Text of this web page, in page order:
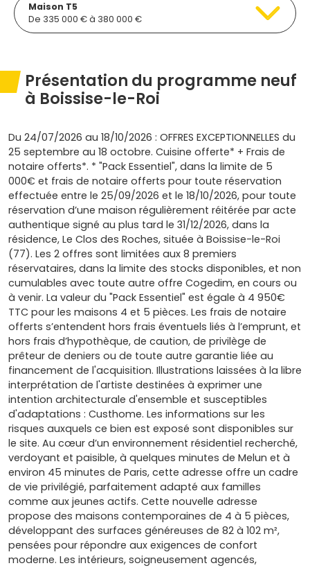
Maison T5
De 335 000 € à 380 000 €
Présentation du programme neuf
à Boissise-le-Roi
Du 24/07/2026 au 18/10/2026 : OFFRES EXCEPTIONNELLES du
25 septembre au 18 octobre. Cuisine offerte* + Frais de
notaire offerts*. * "Pack Essentiel", dans la limite de 5
000€ et frais de notaire offerts pour toute réservation
effectuée entre le 25/09/2026 et le 18/10/2026, pour toute
réservation d’une maison régulièrement réitérée par acte
authentique signé au plus tard le 31/12/2026, dans la
résidence, Le Clos des Roches, située à Boissise-le-Roi
(77). Les 2 offres sont limitées aux 8 premiers
réservataires, dans la limite des stocks disponibles, et non
cumulables avec toute autre offre Cogedim, en cours ou
à venir. La valeur du "Pack Essentiel" est égale à 4 950€
TTC pour les maisons 4 et 5 pièces. Les frais de notaire
offerts s’entendent hors frais éventuels liés à l’emprunt, et
hors frais d’hypothèque, de caution, de privilège de
prêteur de deniers ou de toute autre garantie liée au
financement de l'acquisition. Illustrations laissées à la libre
interprétation de l'artiste destinées à exprimer une
intention architecturale d'ensemble et susceptibles
d'adaptations : Custhome. Les informations sur les
risques auxquels ce bien est exposé sont disponibles sur
le site. Au cœur d’un environnement résidentiel recherché,
verdoyant et paisible, à quelques minutes de Melun et à
environ 45 minutes de Paris, cette adresse offre un cadre
de vie privilégié, parfaitement adapté aux familles
comme aux jeunes actifs. Cette nouvelle adresse
propose des maisons contemporaines de 4 à 5 pièces,
développant des surfaces généreuses de 82 à 102 m²,
pensées pour répondre aux exigences de confort
moderne. Les intérieurs, soigneusement agencés,